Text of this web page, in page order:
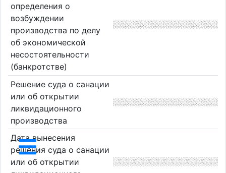
определения о
возбуждении
производства по делу
об экономической
несостоятельности
(банкротстве)
Решение суда о санации
или об открытии
ликвидационного
производства
Дата вынесения
решения суда о санации
или об открытии